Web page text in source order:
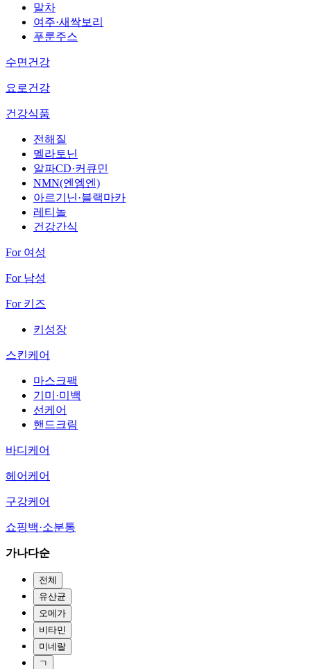
말차
여주·새싹보리
푸룬주스
수면건강
요로건강
건강식품
전해질
멜라토닌
알파CD·커큐민
NMN(엔엠엔)
아르기닌·블랙마카
레티놀
건강간식
For 여성
For 남성
For 키즈
키성장
스킨케어
마스크팩
기미·미백
선케어
핸드크림
바디케어
헤어케어
구강케어
쇼핑백·소분통
가나다순
전체
유산균
오메가
비타민
미네랄
ㄱ